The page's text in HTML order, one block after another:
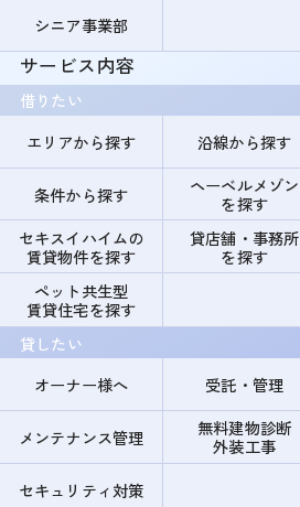
シニア事業部
サービス内容
借りたい
エリアから探す
沿線から探す
条件から探す
ヘーベルメゾン
を探す
セキスイハイムの
賃貸物件を探す
貸店舗・事務所
を探す
ペット共生型
賃貸住宅を探す
貸したい
オーナー様へ
受託・管理
メンテナンス管理
無料建物診断
外装工事
セキュリティ対策